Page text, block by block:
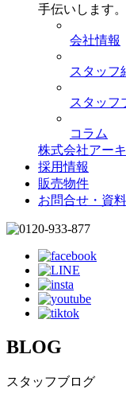
手伝いします。
会社情報
スタッフ
スタッフ
コラム
株式会社アー
採用情報
販売物件
お問合せ・資
BLOG
スタッフブログ